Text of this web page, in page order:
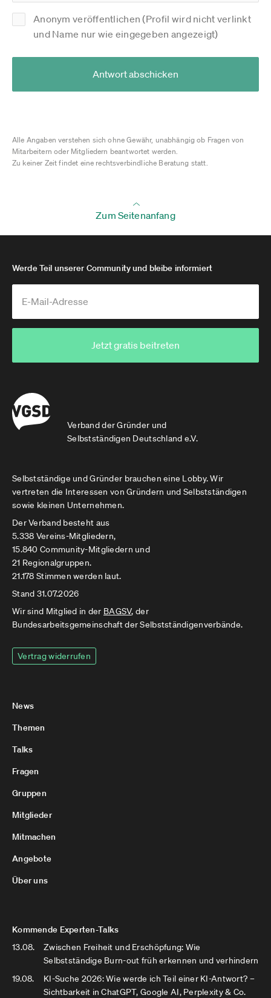
Anonym veröffentlichen (Profil wird nicht verlinkt
und Name nur wie eingegeben angezeigt)
Antwort abschicken
Alle Angaben verstehen sich ohne Gewähr, unabhängig ob Fragen von
Mitarbeitern oder Mitgliedern beantwortet werden.
Zu keiner Zeit findet eine rechtsverbindliche Beratung statt.
Zum Seitenanfang
Verband der Gründer und
Selbstständigen Deutschland e.V.
Werde Teil unserer Community und bleibe informiert
Jetzt gratis beitreten
Selbstständige und Gründer brauchen eine Lobby. Wir
vertreten die Interessen von Gründern und Selbstständigen
sowie kleinen Unternehmen.
Der Verband besteht aus
5.338 Vereins-Mitgliedern,
15.840 Community-Mitgliedern und
21 Regionalgruppen.
21.178 Stimmen werden laut.
Stand 31.07.2026
Wir sind Mitglied in der BAGSV, der
Bundesarbeitsgemeinschaft der Selbstständigenverbände.
Vertrag widerrufen
News
Themen
Talks
Fragen
Gruppen
Mitglieder
Mitmachen
Angebote
Über uns
Kommende Experten-Talks
13.08.
Zwischen Freiheit und Erschöpfung: Wie
Selbstständige Burn-out früh erkennen und verhindern
19.08.
KI-Suche 2026: Wie werde ich Teil einer KI-Antwort? –
Sichtbarkeit in ChatGPT, Google AI, Perplexity & Co.